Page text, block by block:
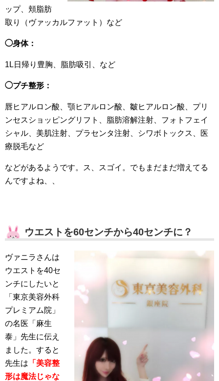
ップ、頬脂肪
取り（ヴァッカルファット）など
◯身体：
1L日帰り豊胸、脂肪吸引、など
◯プチ整形：
唇ヒアルロン酸、顎ヒアルロン酸、皺ヒアルロン酸、プリ
ンセスショッピングリフト、脂肪溶解注射、フォトフェイ
シャル、美肌注射、プラセンタ注射、シワボトックス、医
療脱毛など
などがあるようです。ス、スゴイ。でもまだまだ増えてる
んですよね、、
ウエストを60センチから40センチに？
ヴァニラさんは
ウエストを40セ
ンチにしたいと
「東京美容外科
プレミアム院」
の名医「麻生
泰」先生に伝え
ました。すると
先生は 「美容整
形は魔法じゃな